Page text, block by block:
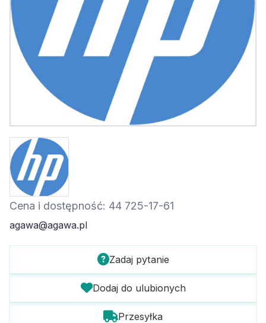
Cena i dostępność: 44 725-17-61
agawa@agawa.pl
Zadaj pytanie
Dodaj do ulubionych
Przesyłka